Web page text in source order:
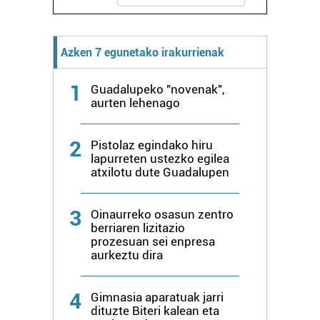
fitxategiak erabiltzen ditu. Zure esperientzia eta
zerbitzuak hobetzeko asmoz, cookie teknologiaz
baliatzen gara. Ohar hau onartuz gero, teknologia hori
erabiltzeko baimen esplizitua ematen diguzu.Gehiago
Azken 7 egunetako irakurrienak
1
Guadalupeko "novenak",
aurten lehenago
2
Pistolaz egindako hiru
lapurreten ustezko egilea
atxilotu dute Guadalupen
3
Oinaurreko osasun zentro
berriaren lizitazio
prozesuan sei enpresa
aurkeztu dira
4
Gimnasia aparatuak jarri
dituzte Biteri kalean eta